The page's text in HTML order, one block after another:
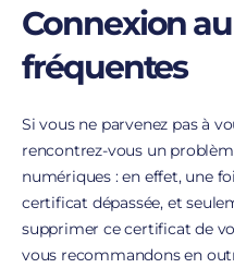
Connexion
fréquentes
Si vous ne parvenez pas à
rencontrez-vous un
numériques : en effet, une
certificat dépassée, et
supprimer ce certificat de
vous recommandons en